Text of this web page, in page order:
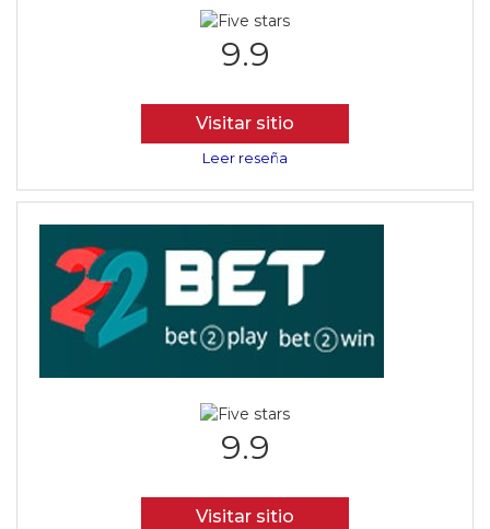
9.9
Visitar sitio
Leer reseña
9.9
Visitar sitio